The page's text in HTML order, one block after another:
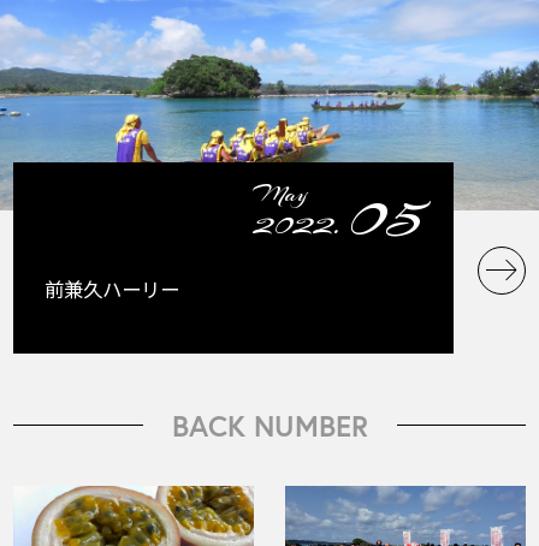
May
2022. 05
前兼久ハーリー
BACK NUMBER